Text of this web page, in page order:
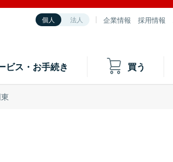
個人 法人 企業情報 採用情報
ビス・お手続き 買う